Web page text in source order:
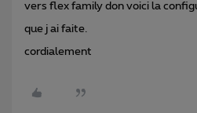
vers flex family don voici la
que j ai faite.
cordialement